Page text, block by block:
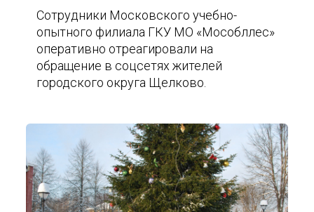
Сотрудники Московского учебно-
опытного филиала ГКУ МО «Мособллес»
оперативно отреагировали на
обращение в соцсетях жителей
городского округа Щелково.